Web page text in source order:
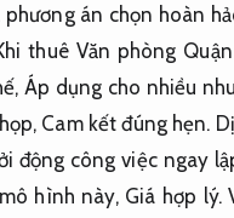
án chọn hoàn
thuê Văn phòng
Áp dụng cho nhiều
Cam kết đúng hẹn.
động công việc ngay
hình này, Giá hợp lý.